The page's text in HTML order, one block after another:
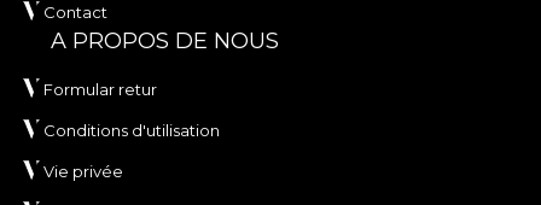
Contact
A PROPOS DE NOUS
Formular retur
Conditions d'utilisation
Vie privée